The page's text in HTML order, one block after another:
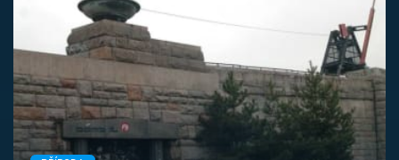
Témata
TV Program
Časopis